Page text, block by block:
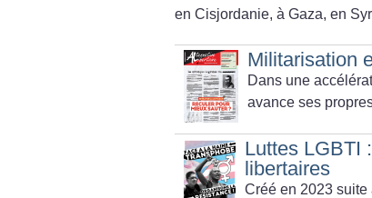
en Cisjordanie, à Gaza, en
Militarisation
Dans une
avance ses
Luttes LGBTI
libertaires
Créé en 2023 suite